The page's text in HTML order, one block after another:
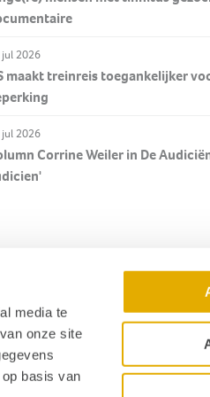
media te
onze site
basis van
jul 2026
maakt treinreis toegankelijker
jul 2026
Corrine Weiler in De